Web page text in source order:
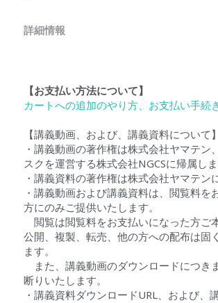
詳細情報
【お支払い方法について】
カートへの追加のやり方、お支払い手続
【講義動画、および、講義資料について】
・講義動画の著作権は株式会社ヤマテン
スクを運営する株式会社NGCSに帰属しま
・講義資料の著作権は株式会社ヤマテン
・講義動画および講義資料は、閲覧料を
方にのみご提供いたします。
閲覧は閲覧料をお支払いになった方ご
公開、複製、転売、他の方への配布は固
ます。
また、講義動画のダウンロードにつき
断りいたします。
・講義資料ダウンロードURL、および、